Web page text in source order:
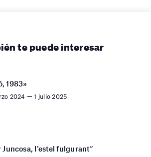
te puede interesar
1983»
2024 — 1 julio 2025
Juncosa, l’estel fulgurant“